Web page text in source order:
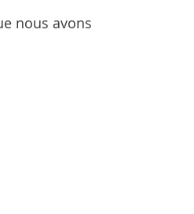
nous avons